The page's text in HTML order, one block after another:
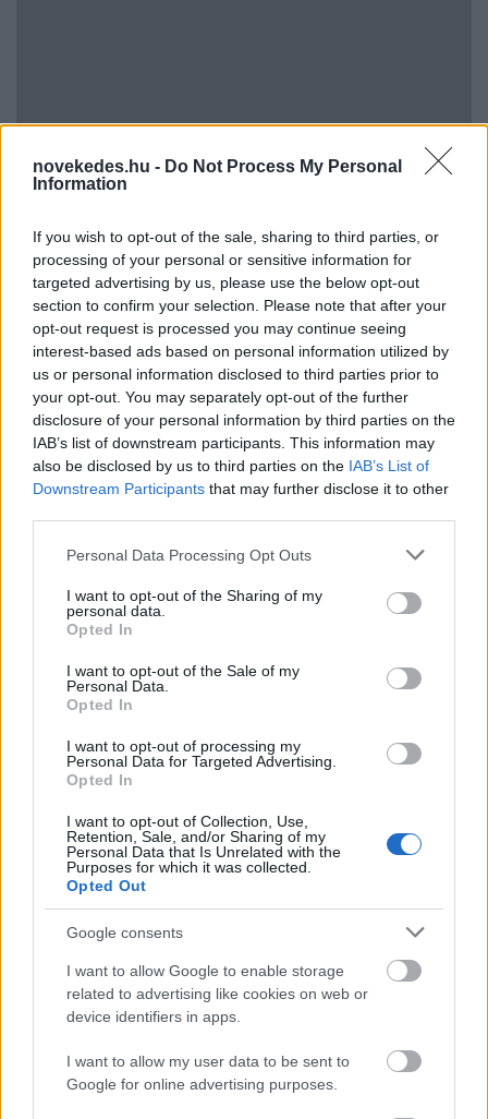
novekedes.hu - Do Not Process My Personal
Information
If you wish to opt-out of the sale, sharing to third parties, or
processing of your personal or sensitive information for
targeted advertising by us, please use the below opt-out
section to confirm your selection. Please note that after your
opt-out request is processed you may continue seeing
interest-based ads based on personal information utilized by
us or personal information disclosed to third parties prior to
your opt-out. You may separately opt-out of the further
disclosure of your personal information by third parties on the
IAB’s list of downstream participants. This information may
also be disclosed by us to third parties on the IAB’s List of
Downstream Participants that may further disclose it to other
Please note that this website/app uses one or more Google
not limited to your visit or usage behaviour. You may click to
grant or deny consent to Google and its third-party tags to
use your data for below specified purposes in below Google
consent section.
Personal Data Processing Opt Outs
I want to opt-out of the Sharing of my
personal data.
Opted In
I want to opt-out of the Sale of my
Personal Data.
Opted In
I want to opt-out of processing my
Personal Data for Targeted Advertising.
Opted In
I want to opt-out of Collection, Use,
Retention, Sale, and/or Sharing of my
Personal Data that Is Unrelated with the
Purposes for which it was collected.
Opted Out
Google consents
I want to allow Google to enable storage
related to advertising like cookies on web or
device identifiers in apps.
I want to allow my user data to be sent to
Google for online advertising purposes.
Mi lett Alain Delon vagyonával? Adóhatósági
HÍREK 2026. júl. 19.
FRISS HÍREK
Spanyol határ: gyerekek százai várják
bejutást, egy siklóernyős átkelés közben
meghalt, 141-re nőtt a halottak száma
HÍREK 20 perce
Ezer hajóból állhat a híres orosz árnyékflotta
HÍREK egy órája
Feszültség Olaszország és Spanyolország
között: az olaszok ellen ellenőrzést akar
bevezetni Madrid, gyorsan megérkezett a
válasz
HÍREK egy órája